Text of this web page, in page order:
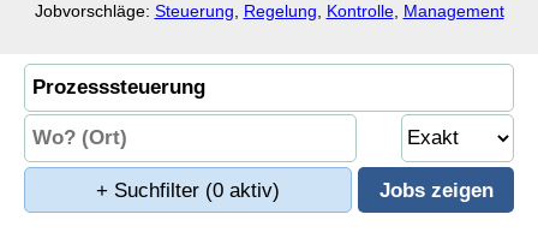
Jobvorschläge: Steuerung Regelung Kontrolle, Management
+ Suchfilter (0 aktiv)